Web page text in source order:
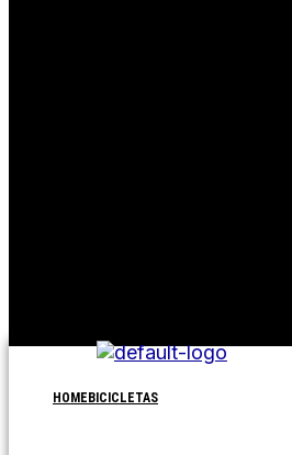
comprando
HOME BICICLETAS